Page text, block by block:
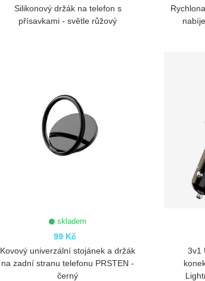
Silikonový držák na telefon s
přísavkami - světle růžový
skladem
99 Kč
Kovový univerzální stojánek a držák
na zadní stranu telefonu PRSTEN -
černý
3v1